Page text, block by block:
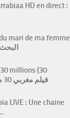
HD en direct :
mari de ma femme
millions (30
Melyoun) فيلم مغربي 30 مليون
LIVE : Une chaine